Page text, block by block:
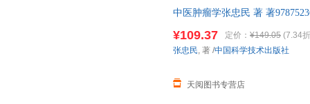
中医肿瘤学张忠民 著 著
¥109.37 定价： ¥149.05 (7.34
天阅图书专营店
张忠民, 著 /中国科学技术出版社